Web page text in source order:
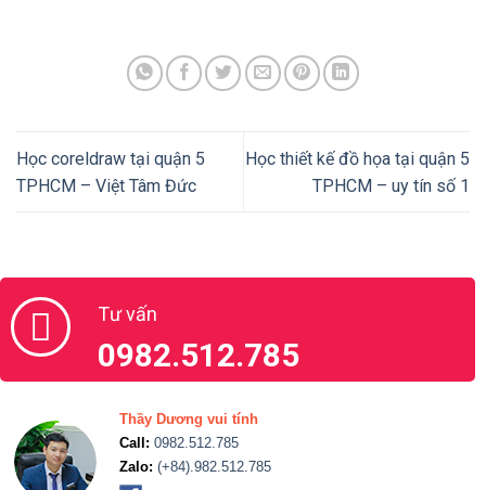
Học coreldraw tại quận 5
TPHCM – Việt Tâm Đức
Học thiết kế đồ họa tại quận 5
TPHCM – uy tín số 1
Tư vấn
0982.512.785
Thầy Dương vui tính
Call: 0982.512.785
Zalo: (+84).982.512.785